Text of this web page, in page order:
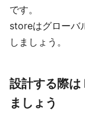
です。
storeはグローバ
しましょう。
設計する際
ましょう